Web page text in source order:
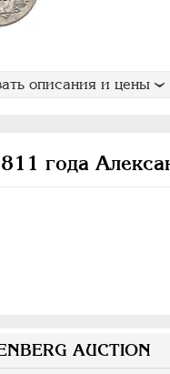
описания и цены
года
AUCTION